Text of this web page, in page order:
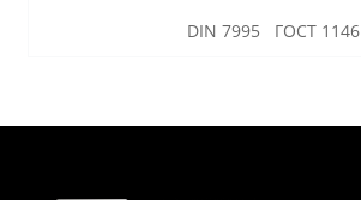
DIN 7995 ГОСТ 1146